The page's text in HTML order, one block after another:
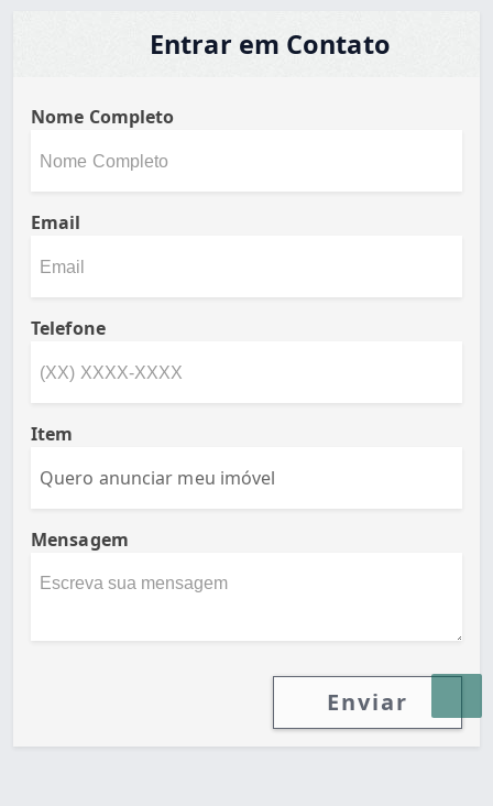
Entrar em Contato
Nome Completo
Email
Telefone
Item
Mensagem
Enviar